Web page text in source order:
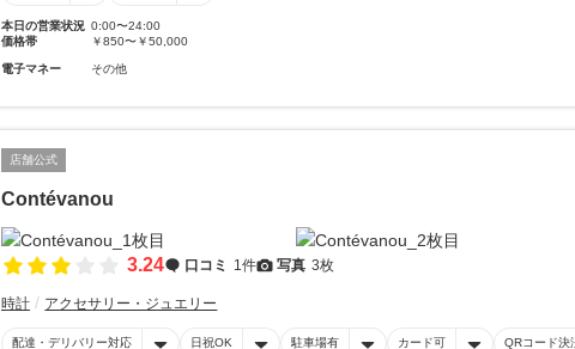
本日の営業状況 0:00〜24:00
価格帯
￥850〜￥50,000
電子マネー その他
店舗公式
Contévanou
3.24 口コミ 1件 写真 3枚
時計 アクセサリー・ジュエリー
配達・デリバリー対応 日祝OK 駐車場有 カード可 QRコード決